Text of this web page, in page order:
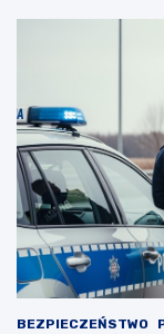
BEZPIECZEŃSTWO